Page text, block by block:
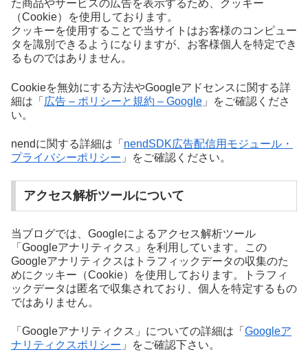
た商品やサービスの広告を表示するため、クッキー
（Cookie）を使用しております。
クッキーを使用することで当サイトはお客様のコンピュー
タを識別できるようになりますが、お客様個人を特定でき
るものではありません。
Cookieを無効にする方法やGoogleアドセンスに関する詳
細は「 広告 – ポリシーと規約 – Google 」をご確認くださ
い。
nendに関する詳細は「 nendSDK広告配信用モジュール・
プライバシーポリシー 」をご確認ください。
アクセス解析ツールについて
当ブログでは、Googleによるアクセス解析ツール
「Googleアナリティクス」を利用しています。この
Googleアナリティクスはトラフィックデータの収集のた
めにクッキー（Cookie）を使用しております。トラフィ
ックデータは匿名で収集されており、個人を特定するもの
ではありません。
「Googleアナリティクス」についての詳細は「 Googleア
ナリティクスポリシー 」をご確認下さい。